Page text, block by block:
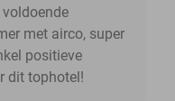
met airco, super
positieve
dit tophotel!